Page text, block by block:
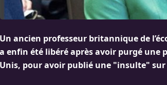
Un ancien professeur britannique de
a enfin été libéré après avoir purgé une
Unis, pour avoir publié une "insulte" sur